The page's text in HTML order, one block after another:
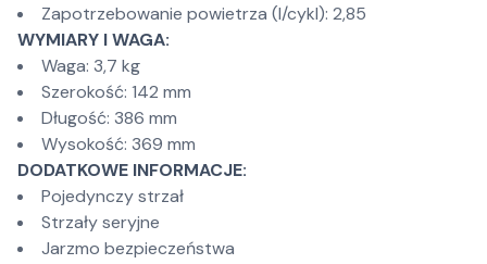
Zapotrzebowanie powietrza (l/cykl): 2,85
WYMIARY I WAGA:
Waga: 3,7 kg
Szerokość: 142 mm
Długość: 386 mm
Wysokość: 369 mm
DODATKOWE INFORMACJE:
Pojedynczy strzał
Strzały seryjne
Jarzmo bezpieczeństwa